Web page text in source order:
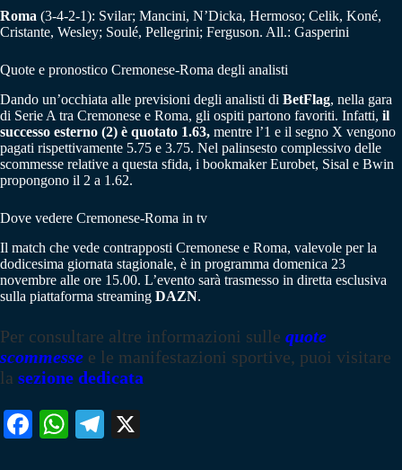
Roma (3-4-2-1): Svilar; Mancini, N’Dicka, Hermoso; Celik, Koné,
Cristante, Wesley; Soulé, Pellegrini; Ferguson. All.: Gasperini
Quote e pronostico Cremonese-Roma degli analisti
Dando un’occhiata alle previsioni degli analisti di BetFlag, nella gara
di Serie A tra Cremonese e Roma, gli ospiti partono favoriti. Infatti, il
successo esterno (2) è quotato 1.63, mentre l’1 e il segno X vengono
pagati rispettivamente 5.75 e 3.75. Nel palinsesto complessivo delle
scommesse relative a questa sfida, i bookmaker Eurobet, Sisal e Bwin
propongono il 2 a 1.62.
Dove vedere Cremonese-Roma in tv
Il match che vede contrapposti Cremonese e Roma, valevole per la
dodicesima giornata stagionale, è in programma domenica 23
novembre alle ore 15.00. L’evento sarà trasmesso in diretta esclusiva
sulla piattaforma streaming DAZN.
Per consultare altre informazioni sulle quote
scommesse e le manifestazioni sportive, puoi visitare
la sezione dedicata
Fa W
Te